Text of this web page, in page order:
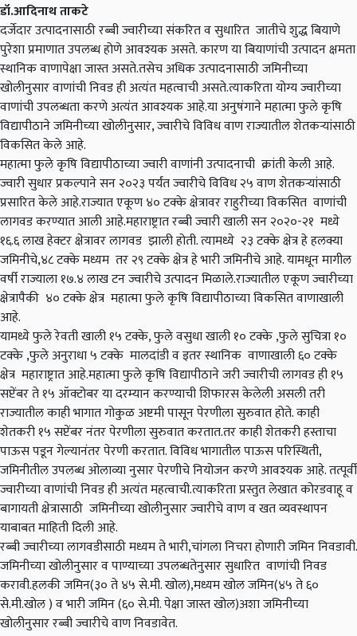
डॉ.आदिनाथ ताकटे
दर्जेदार उत्पादनासाठी रब्बी ज्वारीच्या संकरित व सुधारित जातीचे शुद्ध बियाणे
पुरेशा प्रमाणात उपलब्ध होणे आवश्यक असते. कारण या बियाणांची उत्पादन क्षमता
स्थानिक वाणापेक्षा जास्त असते.तसेच अधिक उत्पादनासाठी जमिनीच्या
खोलीनुसार वाणांची निवड ही अत्यंत महत्वाची असते.त्याकरिता योग्य ज्वारीच्या
वाणांची उपलब्धता करणे अत्यंत आवश्यक आहे.या अनुषंगाने महात्मा फुले कृषि
विद्यापीठाने जमिनीच्या खोलीनुसार, ज्वारीचे विविध वाण राज्यातील शेतकऱ्यांसाठी
विकसित केले आहे.
महात्मा फुले कृषि विद्यापीठाच्या ज्वारी वाणांनी उत्पादनाची क्रांती केली आहे.
ज्वारी सुधार प्रकल्पाने सन २०२३ पर्यंत ज्वारीचे विविध २५ वाण शेतकऱ्यांसाठी
प्रसारित केले आहे.राज्यात एकूण ४० टक्के क्षेत्रावर राहुरीच्या विकसित वाणांची
लागवड करण्यात आली आहे.महाराष्ट्रात रब्बी ज्वारी खाली सन २०२०-२१ मध्ये
१६.६ लाख हेक्टर क्षेत्रावर लागवड झाली होती. त्यामध्ये २३ टक्के क्षेत्र हे हलक्या
जमिनीचे,४८ टक्के मध्यम तर २९ टक्के क्षेत्र हे भारी जमिनीचे आहे. यामधून मागील
वर्षी राज्याला १७.४ लाख टन ज्वारीचे उत्पादन मिळाले.राज्यातील एकूण ज्वारीच्या
क्षेत्रापैकी ४० टक्के क्षेत्र महात्मा फुले कृषि विद्यापीठाच्या विकसित वाणाखाली
आहे.
यामध्ये फुले रेवती खाली १५ टक्के, फुले वसुधा खाली १० टक्के ,फुले सुचित्रा १०
टक्के ,फुले अनुराधा ५ टक्के मालदांडी व इतर स्थानिक वाणाखाली ६० टक्के
क्षेत्र महाराष्ट्रात आहे.महात्मा फुले कृषि विद्यापीठाने जरी ज्वारीची लागवड ही १५
सप्टेंबर ते १५ ऑक्टोबर या दरम्यान करण्याची शिफारस केलेली असली तरी
राज्यातील काही भागात गोकुळ अष्टमी पासून पेरणीला सुरुवात होते. काही
शेतकरी १५ सप्टेंबर नंतर पेरणीला सुरुवात करतात.तर काही शेतकरी हस्ताचा
पाऊस पडून गेल्यानंतर पेरणी करतात. विविध भागातील पाऊस परिस्थिती,
जमिनीतील उपलब्ध ओलाव्या नुसार पेरणीचे नियोजन करणे आवश्यक आहे. तत्पूर्वी
ज्वारीच्या वाणांची निवड ही अत्यंत महत्वाची.त्याकरिता प्रस्तुत लेखात कोरडवाहू व
बागायती क्षेत्रासाठी जमिनीच्या खोलीनुसार ज्वारीचे वाण व खत व्यवस्थापन
याबाबत माहिती दिली आहे.
रब्बी ज्वारीच्या लागवडीसाठी मध्यम ते भारी,चांगला निचरा होणारी जमिन निवडावी.
जमिनीच्या खोलीनुसार व पाण्याच्या उपलब्धतेनुसार सुधारित वाणांची निवड
करावी.हलकी जमिन(३० ते ४५ से.मी. खोल),मध्यम खोल जमिन(४५ ते ६०
से.मी.खोल ) व भारी जमिन (६० से.मी. पेक्षा जास्त खोल)अशा जमिनीच्या
खोलीनुसार रब्बी ज्वारीचे वाण निवडावेत.